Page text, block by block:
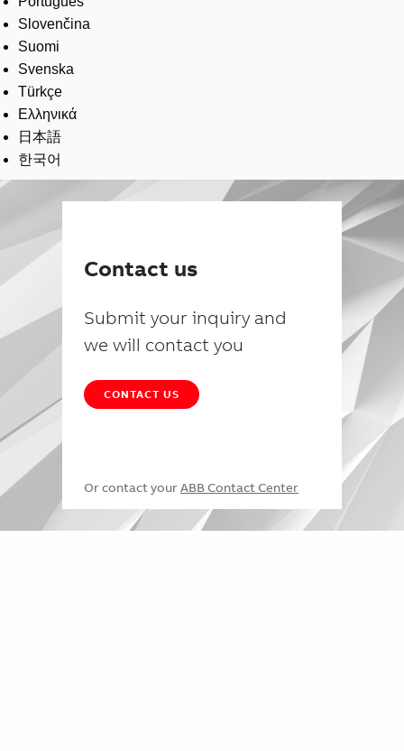
Slovenčina
Suomi
Svenska
Türkçe
Ελληνικά
日本語
한국어
Contact us
Submit your inquiry and
we will contact you
CONTACT US
Or contact your ABB Contact Center